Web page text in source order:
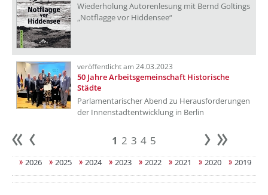
Wiederholung Autorenlesung mit Bernd Goltings
„Notflagge vor Hiddensee“
veröffentlicht am 24.03.2023
50 Jahre Arbeitsgemeinschaft Historische
Städte
Parlamentarischer Abend zu Herausforderungen
der Innenstadtentwicklung in Berlin
Anfang 1 2 3 4 5 weiter
2026 2025 2024 2023 2022 2021 2020 2019